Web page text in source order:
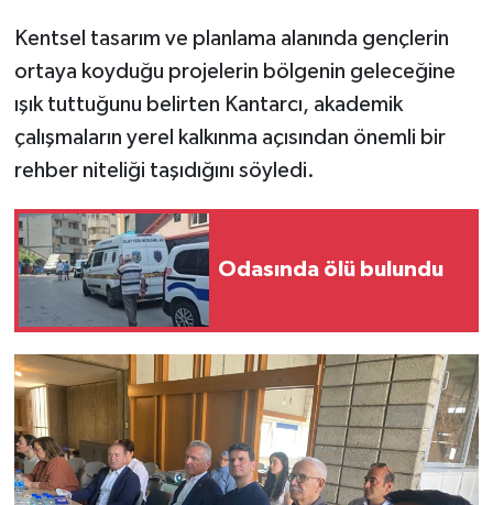
Kentsel tasarım ve planlama alanında gençlerin
ortaya koyduğu projelerin bölgenin geleceğine
ışık tuttuğunu belirten Kantarcı, akademik
çalışmaların yerel kalkınma açısından önemli bir
rehber niteliği taşıdığını söyledi.
Odasında ölü bulundu